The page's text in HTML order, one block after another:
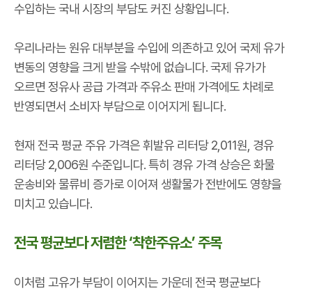
수입하는 국내 시장의 부담도 커진 상황입니다.
우리나라는 원유 대부분을 수입에 의존하고 있어 국제 유가
변동의 영향을 크게 받을 수밖에 없습니다. 국제 유가가
오르면 정유사 공급 가격과 주유소 판매 가격에도 차례로
반영되면서 소비자 부담으로 이어지게 됩니다.
현재 전국 평균 주유 가격은 휘발유 리터당 2,011원, 경유
리터당 2,006원 수준입니다. 특히 경유 가격 상승은 화물
운송비와 물류비 증가로 이어져 생활물가 전반에도 영향을
미치고 있습니다.
전국 평균보다 저렴한 ‘착한주유소’ 주목
이처럼 고유가 부담이 이어지는 가운데 전국 평균보다